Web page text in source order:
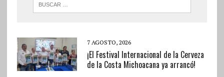
7 AGOSTO, 2026
¡El Festival Internacional de la Cerveza
de la Costa Michoacana ya arrancó!